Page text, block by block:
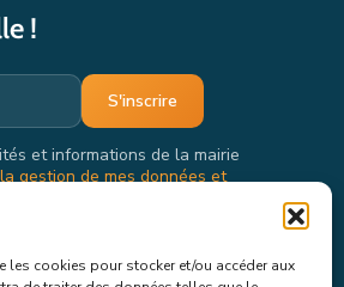
cookies pour stocker et/ou accéder aux
!
et informations de la mairie
gestion de mes données et